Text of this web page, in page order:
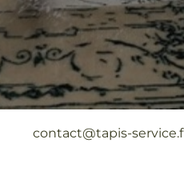
contact@tapis-